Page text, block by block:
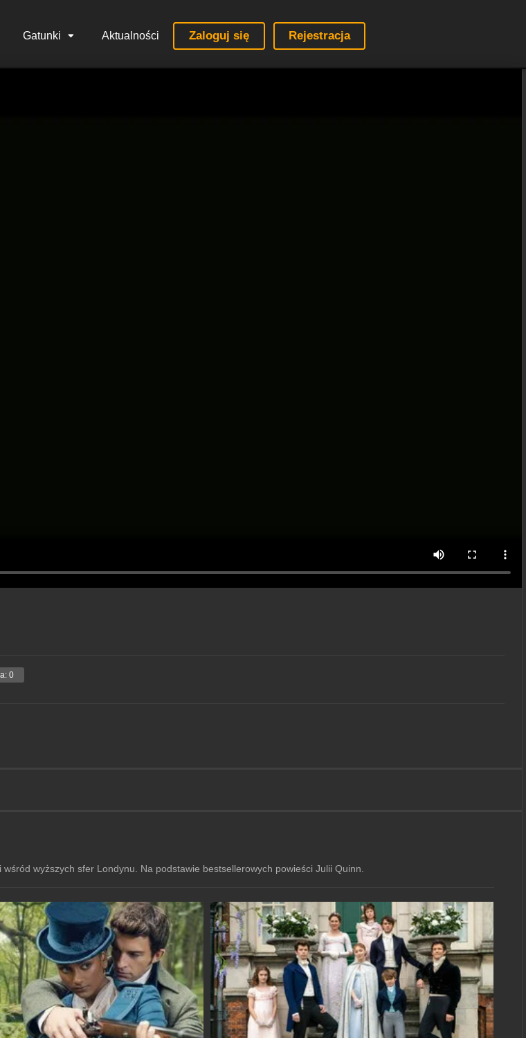
Gatunki Aktualności Zaloguj się Rejestracja
0
wyższych sfer Londynu. Na podstawie bestsellerowych powieści Julii Quinn.